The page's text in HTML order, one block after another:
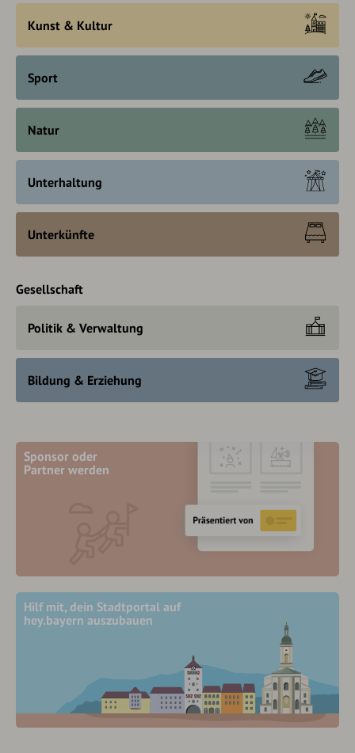
Kunst & Kultur
Sport
Natur
Unterhaltung
Unterkünfte
Gesellschaft
Politik & Verwaltung
Bildung & Erziehung
Sponsor oder
Partner werden
Hilf mit, dein Stadtportal auf
hey.bayern auszubauen